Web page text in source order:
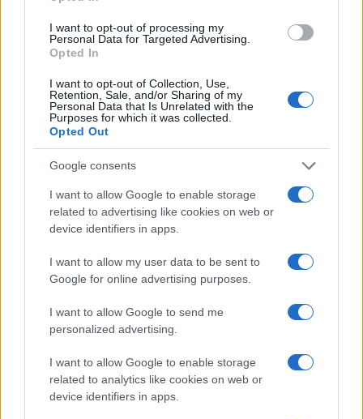
I want to opt-out of processing my
Personal Data for Targeted Advertising.
Opted In
I want to opt-out of Collection, Use,
Retention, Sale, and/or Sharing of my
Personal Data that Is Unrelated with the
Purposes for which it was collected.
Opted Out
Google consents
I want to allow Google to enable storage
related to advertising like cookies on web or
device identifiers in apps.
I want to allow my user data to be sent to
Google for online advertising purposes.
I want to allow Google to send me
personalized advertising.
I want to allow Google to enable storage
related to analytics like cookies on web or
device identifiers in apps.
(che però sta con Macron), abbiano potuto
trionfare: retti da regimi nazionalisti prima del
1989, come oggi. Solo che il nazionalismo dell’est
sarebbe entrato anche nella “culla” del
“liberalismo”: l’America, il Regno Unito, l’Europa
dell’ovest. È caricaturale, certo, ma ogni
propaganda lo è, alla fine: basta leggere il volume
recente,“L’impero diviso”, scritto da due autori
membri dellaOpen Society, Federico Fubini e Ivan
Krastev, per avere un esempio concreto di questa
ideologia.Last but not least , a confondere le acque
si è messa pure la cancelliera Merkel, cresciuta,
DDR, visto che è nata nel 1954. Alle
battaglia contro…l’“antisemitismo”, come se il
regime comunista della DDR in fondo non fosse
che nazionalista. Ora, è vero che i comunisti non